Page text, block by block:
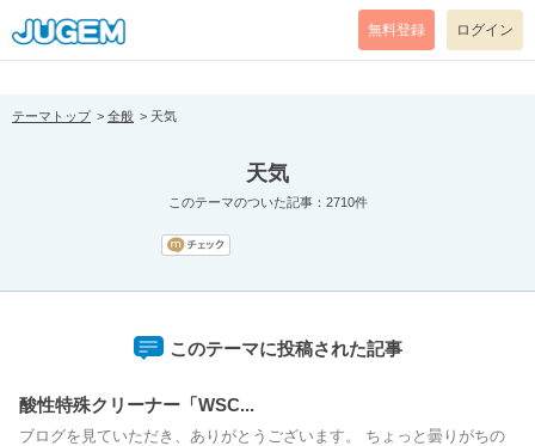
[pear_error: message="Success" code=0 mode=return level=notice
prefix="" info=""]
無料登録 ログイン
テーマトップ 全般 天気
天気
このテーマのついた記事：2710件
このテーマに投稿された記事
酸性特殊クリーナー「WSC...
ブログを見ていただき、ありがとうございます。 ちょっと曇りがちの